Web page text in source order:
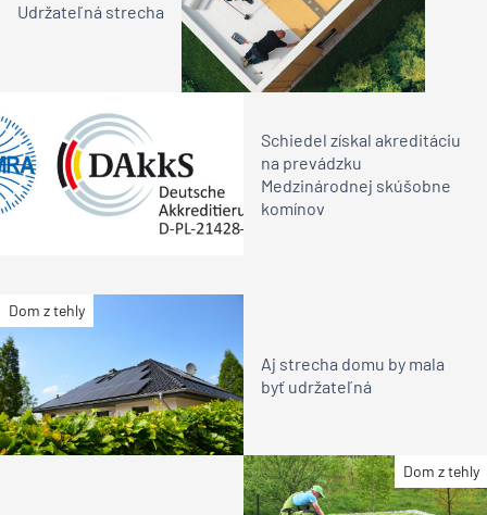
Udržateľná strecha
Schiedel získal akreditáciu
na prevádzku
Medzinárodnej skúšobne
komínov
Dom z tehly
Aj strecha domu by mala
byť udržateľná
Dom z tehly